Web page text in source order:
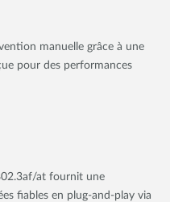
manuelle grâce à une
pour des performances
at fournit une
fiables en plug-and-play via